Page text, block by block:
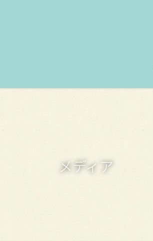
動
に
メディア